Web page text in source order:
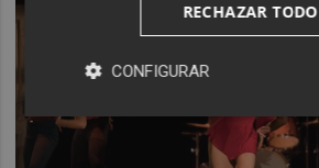
RECHAZAR TODO
CONFIGURAR